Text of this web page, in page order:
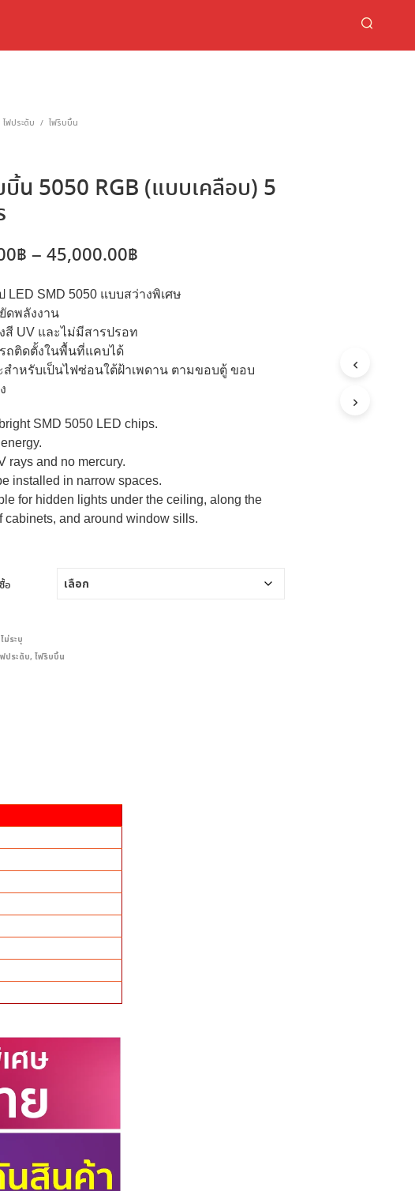
ไฟประดับ / ไฟริบบิ้น
บิ้น 5050 RGB (แบบเคลือบ) 5
฿ – 45,000.00฿
300.00฿
45,000.00฿
LED SMD 5050 แบบสว่างพิเศษ
ดพลังงาน
สี UV และไม่มีสารปรอท
ถติดตั้งในพื้นที่แคบได้
สำหรับเป็นไฟซ่อนใต้ฝ้าเพดาน ตามขอบตู้ ขอบ
SMD 5050 LED chips.
rays and no mercury.
installed in narrow spaces.
for hidden lights under the ceiling, along the
cabinets, and around window sills.
อ
ไม่ระบุ
ฟประดับ,ไฟริบบิ้น